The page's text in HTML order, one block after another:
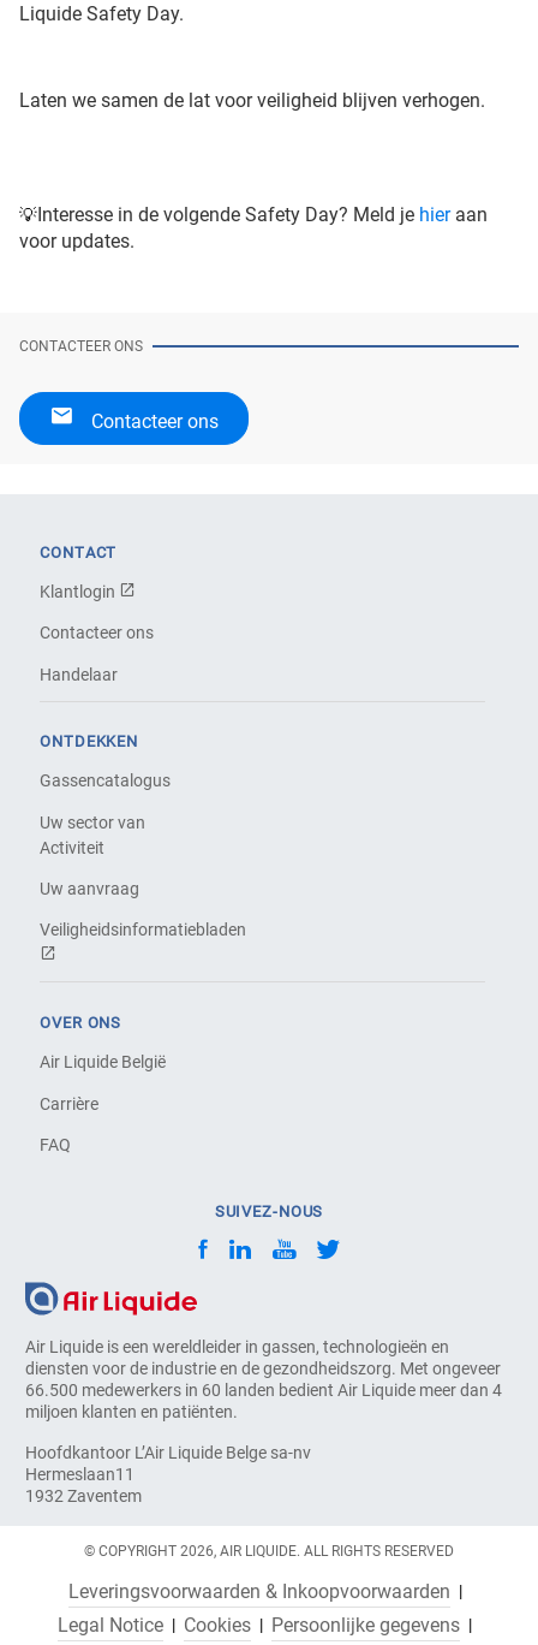
Liquide Safety Day.
Laten we samen de lat voor veiligheid blijven verhogen.
💡Interesse in de volgende Safety Day? Meld je hieraan
voor updates.
CONTACTEER ONS
Contacteer ons
Air Liquide is een wereldleider in gassen, technologieën en
diensten voor de industrie en de gezondheidszorg. Met ongeveer
66.500 medewerkers in 60 landen bedient Air Liquide meer dan 4
miljoen klanten en patiënten.
Hoofdkantoor L’Air Liquide Belge sa-nv
Hermeslaan11
1932 Zaventem
CONTACT
Klantlogin
Contacteer ons
Handelaar
ONTDEKKEN
Gassencatalogus
Uw sector van
Activiteit
Uw aanvraag
Veiligheidsinformatiebladen
OVER ONS
Air Liquide België
Carrière
FAQ
SUIVEZ-NOUS
© COPYRIGHT 2026, AIR LIQUIDE. ALL RIGHTS RESERVED
Leveringsvoorwaarden & Inkoopvoorwaarden
Legal Notice
Cookies
Persoonlijke gegevens